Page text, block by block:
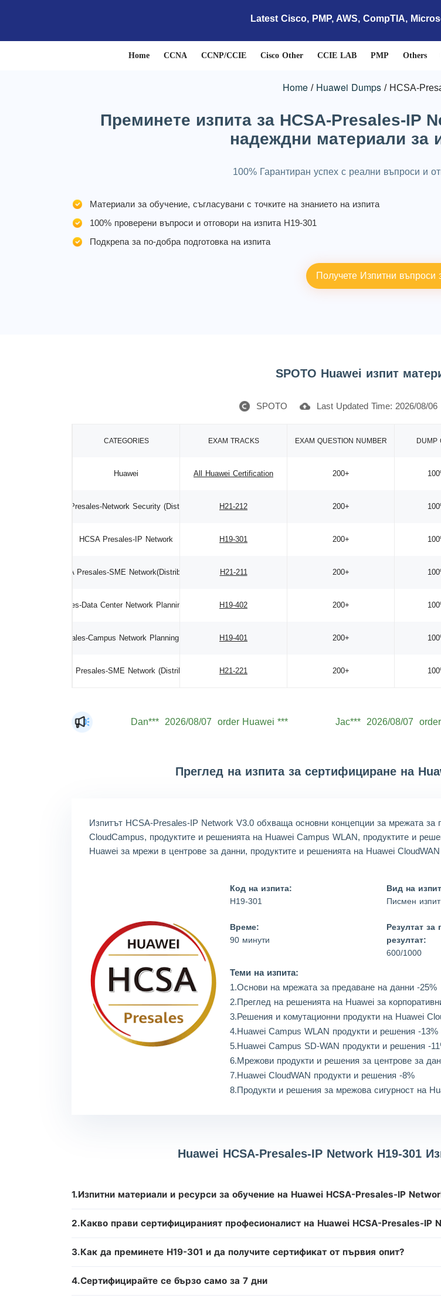
Latest Cisco, PMP, AWS, CompTIA,
Home CCNA CCNP/CCIE Cisco Other CCIE LAB PMP Others
Home Huawei Dumps HCSA-
Преминете изпита за HCSA-Presales-IP
надеждни материали за
100% Гарантиран успех с реални въпроси и
Материали за обучение, съгласувани с точките на знанието на изпита
100% проверени въпроси и отговори на изпита H19-301
Подкрепа за по-добра подготовка на изпита
Получете Изпитни въпроси
SPOTO Huawei изпит
SPOTO Last Updated Time: 2026/08/06
CATEGORIES EXAM TRACKS EXAM QUESTION NUMBER DUMP
Huawei All Huawei Certification 200+
HCSA Presales-Network Security (Distribution) H21-212 200+
HCSA Presales-IP Network H19-301 200+
HCSA Presales-SME Network(Distribution) H21-211 200+
HCSP Presales-Data Center Network Planning and DesignH19-402 200+
HCSP Presales-Campus Network Planning and Design H19-401 200+
HCSP Presales-SME Network (Distribution) H21-221 200+
2026/08/07 order Huawei *** Aid*** 2026/08/07
Luc*** 2026/08/07 order Huawei *** Hen*** 2026/08/07
Mas*** 2026/08/07 order Huawei ***
Преглед на изпита за сертифициране на
Изпитът HCSA-Presales-IP Network V3.0 обхваща основни концепции за мрежата за
CloudCampus, продуктите и решенията на Huawei Campus WLAN, продуктите и
Huawei за мрежи в центрове за данни, продуктите и решенията на Huawei
Код на изпита:
H19-301
Вид на
Писмен изпит
Време:
90 минути
Резултат
резултат:
600/1000
Теми на изпита:
1.Основи на мрежата за предаване на данни -25%
2.Преглед на решенията на Huawei за
3.Решения и комутационни продукти на Huawei
4.Huawei Campus WLAN продукти и решения -13%
5.Huawei Campus SD-WAN продукти и решения -
6.Мрежови продукти и решения за центрове за
7.Huawei CloudWAN продукти и решения -8%
8.Продукти и решения за мрежова сигурност на
Huawei HCSA-Presales-IP Network H19-301
1.Изпитни материали и ресурси за обучение на Huawei HCSA-Presales-IP
2.Какво прави сертифицираният професионалист на Huawei HCSA-Presales-IP
3.Как да преминете H19-301 и да получите сертификат от първия опит?
4.Сертифицирайте се бързо само за 7 дни